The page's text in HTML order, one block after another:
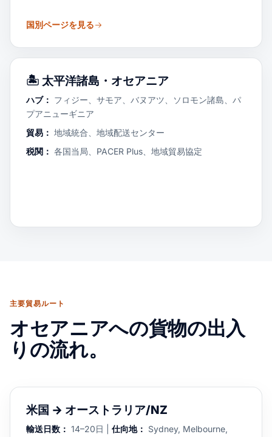
国別ページを見る
🏝️ 太平洋諸島・オセアニア
ハブ： フィジー、サモア、バヌアツ、ソロモン諸島、パ
プアニューギニア
貿易： 地域統合、地域配送センター
税関： 各国当局、PACER Plus、地域貿易協定
主要貿易ルート
オセアニアへの貨物の出入
りの流れ。
米国 → オーストラリア/NZ
輸送日数： 14–20日 | 仕向地： Sydney, Melbourne,